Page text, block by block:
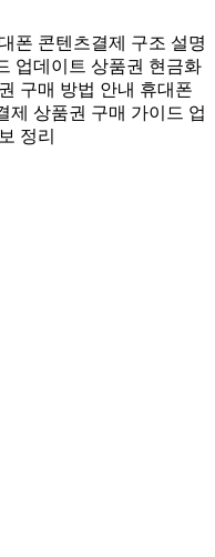
폰 콘텐츠결제 구조 설명
업데이트 상품권 현금화
구매 방법 안내 휴대폰
제 상품권 구매 가이드 업
정리